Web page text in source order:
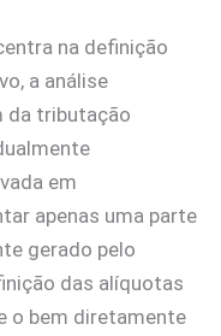
na definição
a análise
da tributação
em
apenas uma parte
gerado pelo
das alíquotas
o bem diretamente